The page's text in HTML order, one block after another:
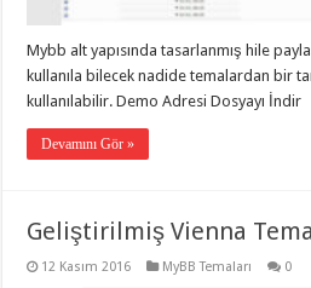
gaziantep
evden
taşımacılık,
gaziantep
evden
evden
evden
Mybb alt yapısında tasarlanmış hile
kullanıla bilecek nadide temalardan bir
kullanılabilir. Demo Adresi Dosyayı İndir
Devamını Gör »
Geliştirilmiş Vienna
12 Kasım 2016 MyBB Temaları 0